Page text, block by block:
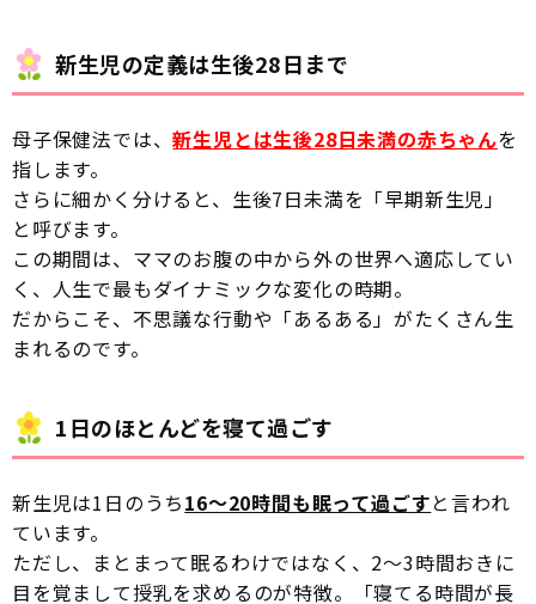
新生児の定義は生後28日まで
母子保健法では、新生児とは生後28日未満の赤ちゃんを
指します。
さらに細かく分けると、生後7日未満を「早期新生児」
と呼びます。
この期間は、ママのお腹の中から外の世界へ適応してい
く、人生で最もダイナミックな変化の時期。
だからこそ、不思議な行動や「あるある」がたくさん生
まれるのです。
1日のほとんどを寝て過ごす
新生児は1日のうち16〜20時間も眠って過ごすと言われ
ています。
ただし、まとまって眠るわけではなく、2〜3時間おきに
目を覚まして授乳を求めるのが特徴。「寝てる時間が長